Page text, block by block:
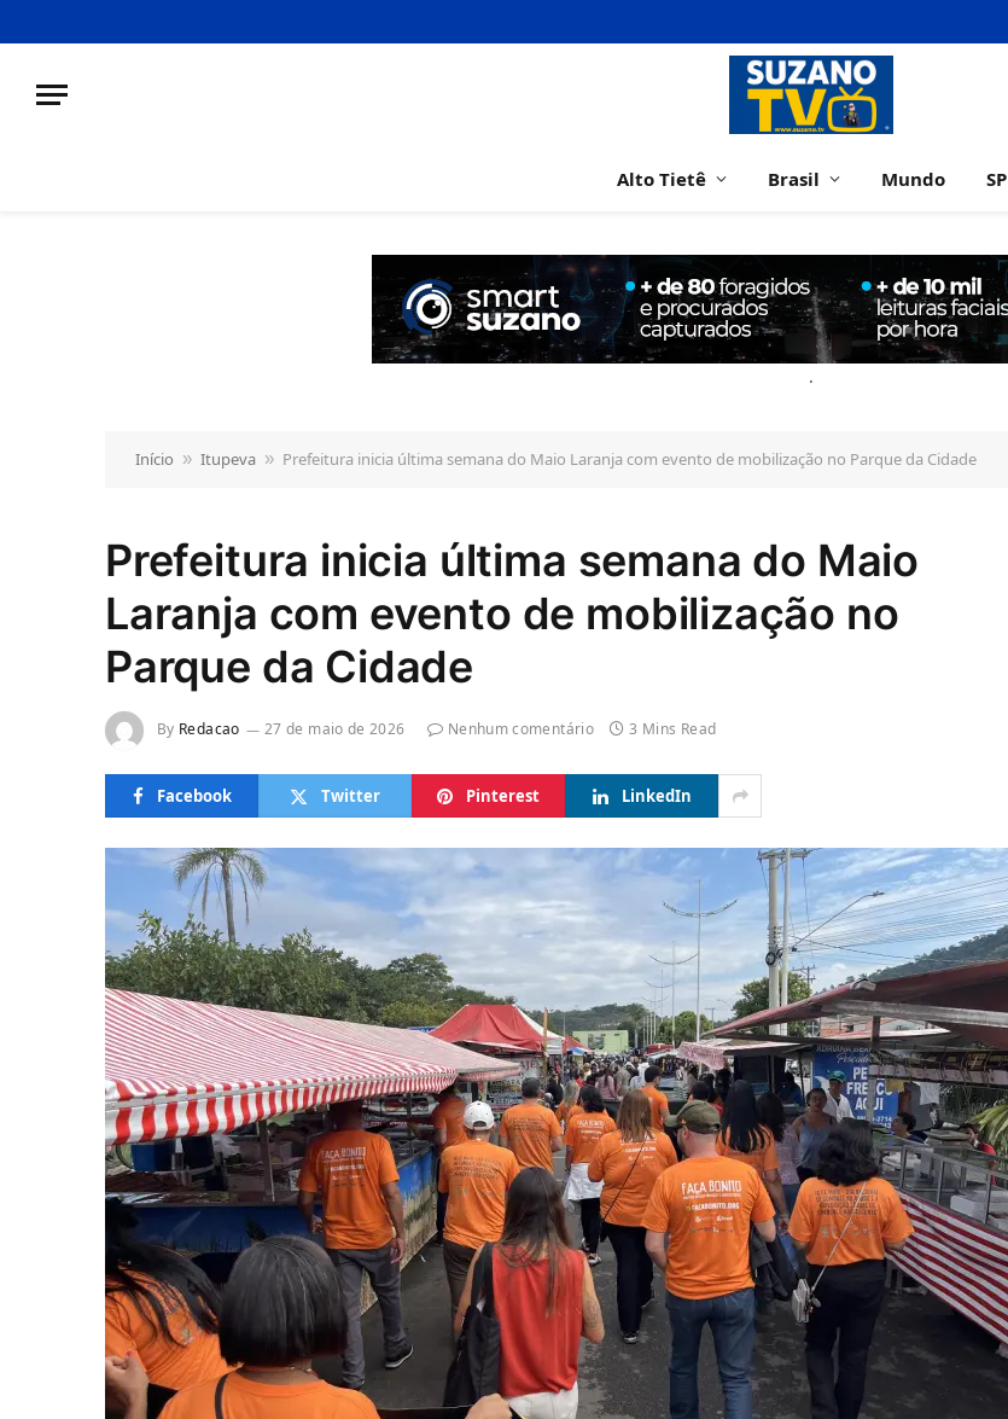
Alto Tietê Brasil Mundo SP
.
Início » Itupeva » Prefeitura inicia última semana do Maio Laranja com evento de mobilização no Parque da Cidade
Prefeitura inicia última semana do Maio
Laranja com evento de mobilização no
Parque da Cidade
By Redacao 27 de maio de 2026 Nenhum comentário 3 Mins Read
Facebook Twitter Pinterest LinkedIn